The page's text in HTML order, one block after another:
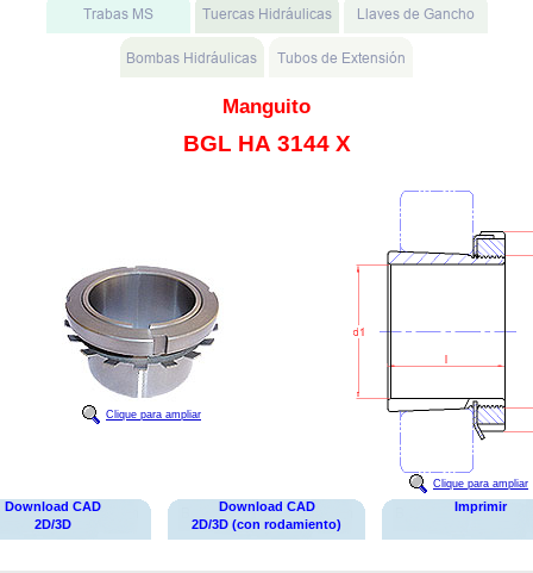
Manguito
BGL HA 3144 X
Clique para ampliar
Clique para ampliar
Download CAD
2D/3D
Download CAD
2D/3D (con rodamiento)
Imprimir